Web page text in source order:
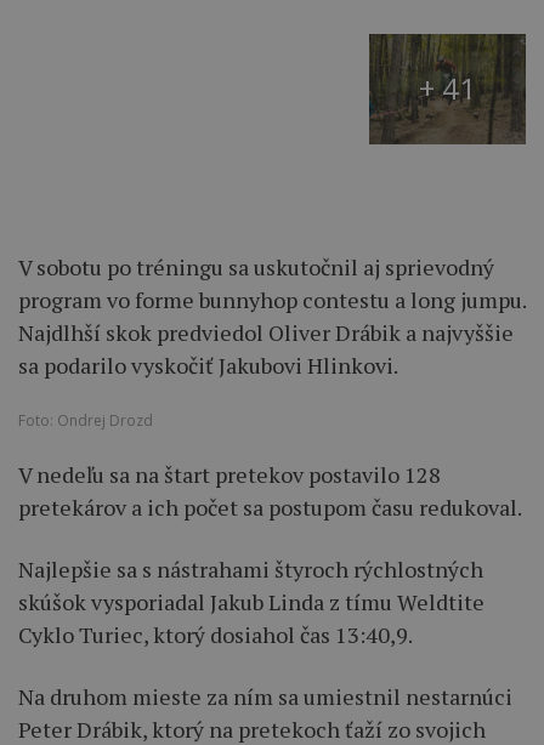
+ 41
V sobotu po tréningu sa uskutočnil aj sprievodný
program vo forme bunnyhop contestu a long jumpu.
Najdlhší skok predviedol Oliver Drábik a najvyššie
sa podarilo vyskočiť Jakubovi Hlinkovi.
Foto: Ondrej Drozd
V nedeľu sa na štart pretekov postavilo 128
pretekárov a ich počet sa postupom času redukoval.
Najlepšie sa s nástrahami štyroch rýchlostných
skúšok vysporiadal Jakub Linda z tímu Weldtite
Cyklo Turiec, ktorý dosiahol čas 13:40,9.
Na druhom mieste za ním sa umiestnil nestarnúci
Peter Drábik, ktorý na pretekoch ťaží zo svojich